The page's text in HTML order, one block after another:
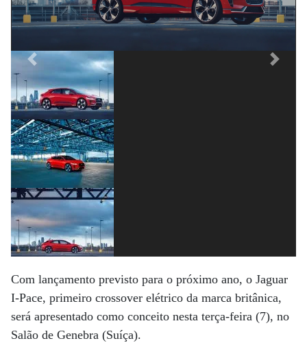
Previous Next
Com lançamento previsto para o próximo ano, o Jaguar
I-Pace, primeiro crossover elétrico da marca britânica,
será apresentado como conceito nesta terça-feira (7), no
Salão de Genebra (Suíça).